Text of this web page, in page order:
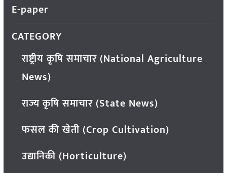
E-paper
CATEGORY
राष्ट्रीय कृषि समाचार (National Agriculture
News)
राज्य कृषि समाचार (State News)
फसल की खेती (Crop Cultivation)
उद्यानिकी (Horticulture)